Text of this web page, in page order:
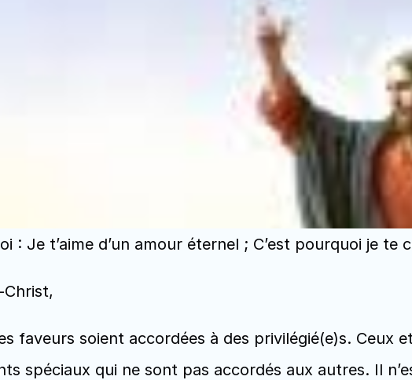
: Je t’aime d’un amour éternel ; C’est pourquoi je
Christ,
faveurs soient accordées à des privilégié(e)s. Ceux
spéciaux qui ne sont pas accordés aux autres. Il